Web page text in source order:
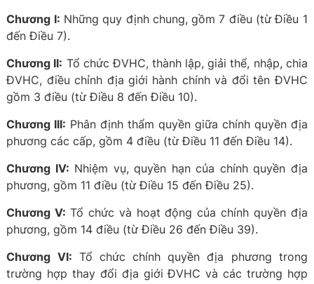
Chương I: Những quy định chung, gồm 7 điều (từ Điều 1
đến Điều 7).
Chương II: Tổ chức ĐVHC, thành lập, giải thể, nhập, chia
ĐVHC, điều chỉnh địa giới hành chính và đổi tên ĐVHC
gồm 3 điều (từ Điều 8 đến Điều 10).
Chương III: Phân định thẩm quyền giữa chính quyền địa
phương các cấp, gồm 4 điều (từ Điều 11 đến Điều 14).
Chương IV: Nhiệm vụ, quyền hạn của chính quyền địa
phương, gồm 11 điều (từ Điều 15 đến Điều 25).
Chương V:Tổ chức và hoạt động của chính quyền địa
phương, gồm 14 điều (từ Điều 26 đến Điều 39).
Chương VI: Tổ chức chính quyền địa phương trong
trường hợp thay đổi địa giới ĐVHC và các trường hợp